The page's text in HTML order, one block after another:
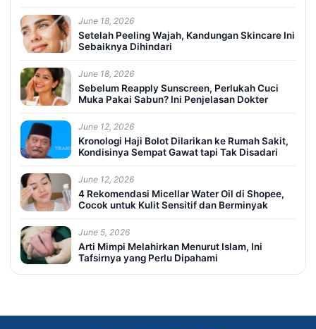
June 18, 2026
Setelah Peeling Wajah, Kandungan Skincare Ini
Sebaiknya Dihindari
June 18, 2026
Sebelum Reapply Sunscreen, Perlukah Cuci
Muka Pakai Sabun? Ini Penjelasan Dokter
June 12, 2026
Kronologi Haji Bolot Dilarikan ke Rumah Sakit,
Kondisinya Sempat Gawat tapi Tak Disadari
June 12, 2026
4 Rekomendasi Micellar Water Oil di Shopee,
Cocok untuk Kulit Sensitif dan Berminyak
June 5, 2026
Arti Mimpi Melahirkan Menurut Islam, Ini
Tafsirnya yang Perlu Dipahami